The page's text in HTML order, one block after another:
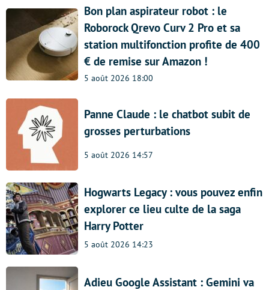
Bon plan aspirateur robot : le
Roborock Qrevo Curv 2 Pro et sa
station multifonction profite de 400
€ de remise sur Amazon !
5 août 2026 18:00
Panne Claude : le chatbot subit de
grosses perturbations
5 août 2026 14:57
Hogwarts Legacy : vous pouvez enfin
explorer ce lieu culte de la saga
Harry Potter
5 août 2026 14:23
Adieu Google Assistant : Gemini va